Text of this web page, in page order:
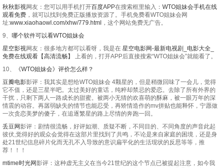
20250911 20250915 20250916 20250917
20250918 20250922 20250923
20251013 20251014 20251015 20251016
20251020 20251022 20251023 20251027
20251028 20251029 20251030
20251104 20251105 20251106 20251110
秋秋影视网友：您可以用手机打开百度APP在搜索框里输入： WTO姐妹会手机在线
观看免费 ，就可以找到免费正版播放资源了。手机免费看WTO姐妹会网
址:www.xiaohaowl.com/xhw/779.html ，这个网站免费无广告。
9、 哪个软件可以看WTO姐妹会
星空影视网友：很多地方都可以看呀，我是在 星空电影网-最新电视剧_电影大全_
免费在线观看【高清流畅】
上看的，打开APP后直接搜索“WTO姐妹会”就能看了。
10、
《WTO姐妹会》评价怎么样？
豆瓣电影影评：我其实是想给WTO姐妹会 4颗星的，但是稍微回味了一会儿，觉得
它不值，还是三星半吧。太过美好的童话，纯粹却禁忌的爱恋。去除了所有外界的
干扰，只剩下两人一路成长的甜蜜。被两小无猜的欢喜萌的酥麻，被一眼万年的深
情震的动容。再孱弱缺失的情节也能忍受，再矫情造作的mv拼贴也能释怀，宁愿做
一次贪恋美梦的傻子，在追逐繁星的路上尽情的奔跑一回。
丢豆网影评：剧情很流畅，好评如潮、质疑不断，不同目的、不同角度的声音此起
彼伏,觉得好的观众会觉得在这部片里找到了共鸣，不论是来自家庭的困境，还是身
处21世纪信息碎片化而无孔不入导致的意识扁平化的生活现状的反思等等，推
荐！！！
mtime时光网影评：这种虚无主义在当今21世纪的这个节点已被提起注意，如今我